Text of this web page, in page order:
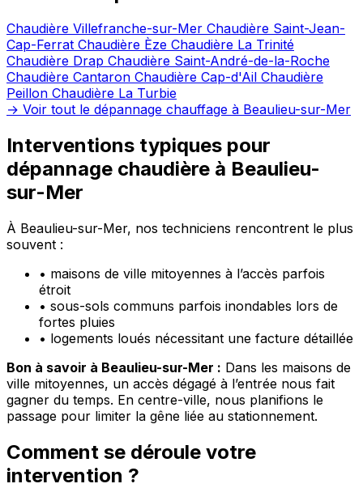
Chaudière Villefranche-sur-Mer Chaudière Saint-Jean-
Cap-Ferrat Chaudière Èze Chaudière La Trinité
Chaudière Drap Chaudière Saint-André-de-la-Roche
Chaudière Cantaron Chaudière Cap-d'Ail Chaudière
Peillon Chaudière La Turbie
→ Voir tout le dépannage chauffage à Beaulieu-sur-Mer
Interventions typiques pour
dépannage chaudière à Beaulieu-
sur-Mer
À Beaulieu-sur-Mer, nos techniciens rencontrent le plus
souvent :
• maisons de ville mitoyennes à l’accès parfois
étroit
• sous-sols communs parfois inondables lors de
fortes pluies
• logements loués nécessitant une facture détaillée
Bon à savoir à Beaulieu-sur-Mer : Dans les maisons de
ville mitoyennes, un accès dégagé à l’entrée nous fait
gagner du temps. En centre-ville, nous planifions le
passage pour limiter la gêne liée au stationnement.
Comment se déroule votre
intervention ?